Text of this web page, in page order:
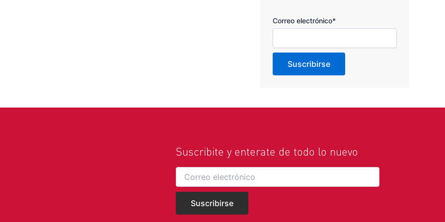
Correo electrónico*
Suscribite y enterate de todo lo nuevo